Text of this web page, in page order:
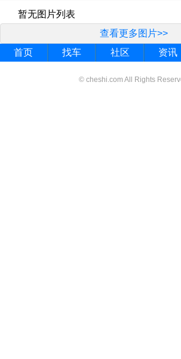
暂无图片列表
查看更多图片>>
首页
找车 社区 资讯
© cheshi.com All Rights